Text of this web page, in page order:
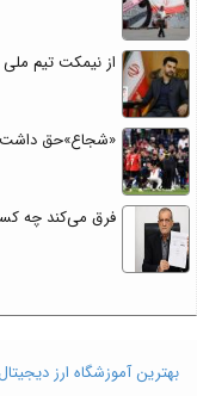
از نیمکت تیم
«شجاع»حق داشت
فرق می‌کند چه
بهترین آموزشگاه ارز